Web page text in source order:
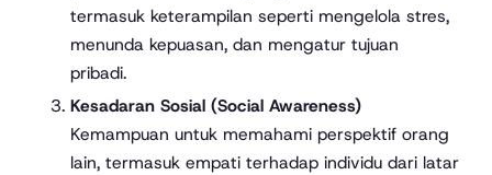
termasuk keterampilan seperti mengelola stres,
menunda kepuasan, dan mengatur tujuan
pribadi.
Kesadaran Sosial (Social Awareness)
Kemampuan untuk memahami perspektif orang
lain, termasuk empati terhadap individu dari latar